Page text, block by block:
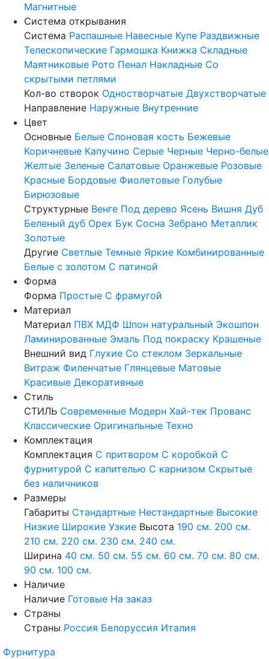
Магнитные
Система открывания
Система Распашные Навесные Купе Раздвижные
Телескопические Гармошка Книжка Складные
Маятниковые Рото Пенал Накладные Со
скрытыми петлями
Кол-во створок Одностворчатые Двухстворчатые
Направление Наружные Внутренние
Цвет
Основные Белые Слоновая кость Бежевые
Коричневые Капучино Серые Черные Черно-белые
Желтые Зеленые Салатовые Оранжевые Розовые
Красные Бордовые Фиолетовые Голубые
Бирюзовые
Структурные Венге Под дерево Ясень Вишня Дуб
Беленый дуб Орех Бук Сосна Зебрано Металлик
Золотые
Другие Светлые Темные Яркие Комбинированные
Белые с золотом С патиной
Форма
Форма Простые С фрамугой
Материал
Материал ПВХ МДФ Шпон натуральный Экошпон
Ламинированные Эмаль Под покраску Крашеные
Внешний вид Глухие Со стеклом Зеркальные
Витраж Филенчатые Глянцевые Матовые
Красивые Декоративные
Стиль
СТИЛЬ Современные Модерн Хай-тек Прованс
Классические Оригинальные Техно
Комплектация
Комплектация С притвором С коробкой С
фурнитурой С капителью С карнизом Скрытые
без наличников
Размеры
Габариты Стандартные Нестандартные Высокие
Низкие Широкие Узкие Высота 190 см. 200 см.
210 см. 220 см. 230 см. 240 см.
Ширина 40 см. 50 см. 55 см. 60 см. 70 см. 80 см.
90 см. 100 см.
Наличие
Наличие Готовые На заказ
Страны
Страны Россия Белоруссия Италия
Фурнитура